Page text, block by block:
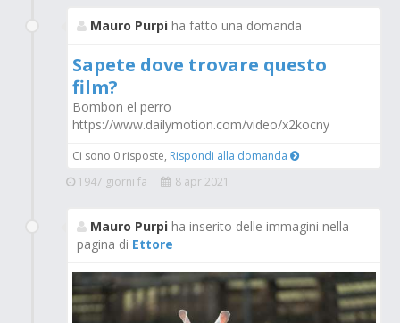
Mauro Purpi ha fatto una domanda
Sapete dove trovare questo
film?
Bombon el perro
https://www.dailymotion.com/video/x2kocny
Ci sono 0 risposte, Rispondi alla domanda
1947 giorni fa
8 apr 2021
Mauro Purpi ha inserito delle immagini nella
pagina di Ettore